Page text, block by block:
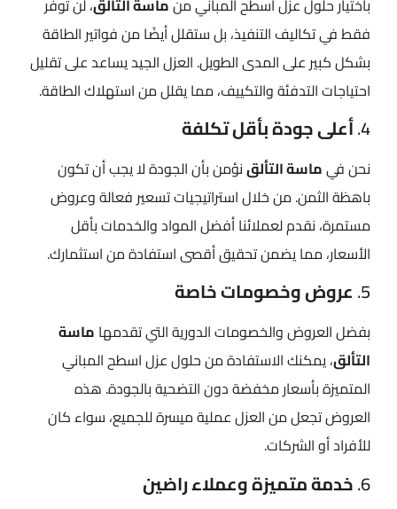
فقط في تكاليف التنفيذ، بل ستقلل أيضًا من فواتير الطاقة
بشكل كبير على المدى الطويل. العزل الجيد يساعد على تقليل
احتياجات التدفئة والتكييف، مما يقلل من استهلاك الطاقة.
4. أعلى جودة بأقل تكلفة
نحن فيماسة التألقنؤمن بأن الجودة لا يجب أن تكون
باهظة الثمن. من خلال استراتيجيات تسعير فعالة وعروض
مستمرة، نقدم لعملائنا أفضل المواد والخدمات بأقل
الأسعار، مما يضمن تحقيق أقصى استفادة من استثمارك.
5. عروض وخصومات خاصة
بفضل العروض والخصومات الدورية التي تقدمها ماسة
التألق، يمكنك الاستفادة من حلول عزل اسطح المباني​
المتميزة بأسعار مخفضة دون التضحية بالجودة. هذه
العروض تجعل من العزل عملية ميسرة للجميع، سواء كان
للأفراد أو الشركات.
6. خدمة متميزة وعملاء راضين